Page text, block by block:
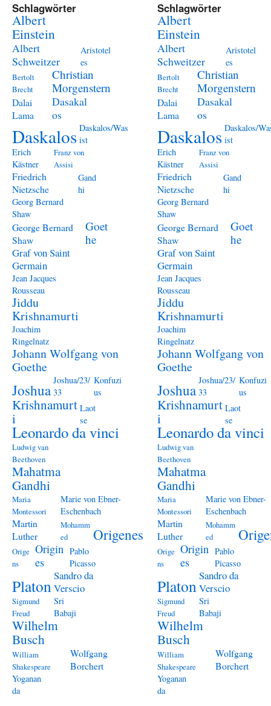
Schlagwörter
Albert
Einstein
Albert
Schweitzer
Aristotel
es
Bertolt
Brecht
Christian
Morgenstern
Dalai
Lama
Dasakal
os
Daskalos Daskalos/Was
ist
Erich
Kästner
Franz von
Assisi
Friedrich
Nietzsche
Gand
hi
Georg Bernard
Shaw
George Bernard
Shaw
Goet
he
Graf von Saint
Germain
Jean Jacques
Rousseau
Jiddu
Krishnamurti
Joachim
Ringelnatz
Johann Wolfgang von
Goethe
Joshua
Joshua/23/
33
Konfuzi
us
Krishnamurt
i
Laot
se
Leonardo da vinci
Ludwig van
Beethoven
Mahatma
Gandhi
Maria
Montessori
Marie von Ebner-
Eschenbach
Martin
Luther
Mohamm
ed
Origenes
Orige
ns
Origin
es
Pablo
Picasso
Platon
Sandro da
Verscio
Sigmund
Freud
Sri
Babaji
Wilhelm
Busch
William
Shakespeare
Wolfgang
Borchert
Yoganan
da
Schlagwörter
Albert
Einstein
Albert
Schweitzer
Aristotel
es
Bertolt
Brecht
Christian
Morgenstern
Dalai
Lama
Dasakal
os
Daskalos Daskalos/
ist
Erich
Kästner
Franz von
Assisi
Friedrich
Nietzsche
Gand
hi
Georg Bernard
Shaw
George Bernard
Shaw
Goet
he
Graf von Saint
Germain
Jean Jacques
Rousseau
Jiddu
Krishnamurti
Joachim
Ringelnatz
Johann Wolfgang von
Goethe
Joshua
Joshua/23/
33
Konfuzi
us
Krishnamurt
i
Laot
se
Leonardo da vinci
Ludwig van
Beethoven
Mahatma
Gandhi
Maria
Montessori
Marie von Ebner-
Eschenbach
Martin
Luther
Mohamm
ed
Orige
ns
Origin
es
Pablo
Picasso
Platon
Sandro da
Verscio
Sigmund
Freud
Sri
Babaji
Wilhelm
Busch
William
Shakespeare
Wolfgang
Borchert
Yoganan
da